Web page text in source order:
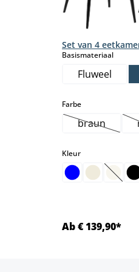
Set van 4
Basismateriaalselect
Fluweel
Farbeselect
braun(Deze optie
Kleurselect
Ab € 139,90*